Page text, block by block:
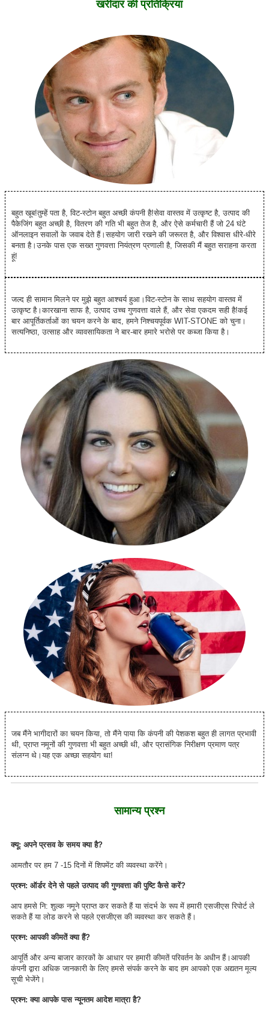
खरीदार की प्रतिक्रिया
बहुत खूब!तुम्हें पता है, विट-स्टोन बहुत अच्छी कंपनी है!सेवा वास्तव में उत्कृष्ट है, उत्पाद की
पैकेजिंग बहुत अच्छी है, वितरण की गति भी बहुत तेज है, और ऐसे कर्मचारी हैं जो 24 घंटे
ऑनलाइन सवालों के जवाब देते हैं।सहयोग जारी रखने की जरूरत है, और विश्वास धीरे-धीरे
बनता है।उनके पास एक सख्त गुणवत्ता नियंत्रण प्रणाली है, जिसकी मैं बहुत सराहना करता
हूं!
जल्द ही सामान मिलने पर मुझे बहुत आश्चर्य हुआ।विट-स्टोन के साथ सहयोग वास्तव में
उत्कृष्ट है।कारखाना साफ है, उत्पाद उच्च गुणवत्ता वाले हैं, और सेवा एकदम सही है!कई
बार आपूर्तिकर्ताओं का चयन करने के बाद, हमने निश्चयपूर्वक WIT-STONE को चुना।
सत्यनिष्ठा, उत्साह और व्यावसायिकता ने बार-बार हमारे भरोसे पर कब्जा किया है।
जब मैंने भागीदारों का चयन किया, तो मैंने पाया कि कंपनी की पेशकश बहुत ही लागत प्रभावी
थी, प्राप्त नमूनों की गुणवत्ता भी बहुत अच्छी थी, और प्रासंगिक निरीक्षण प्रमाण पत्र
संलग्न थे।यह एक अच्छा सहयोग था!
सामान्य प्रश्न
क्यू: अपने प्रसव के समय क्या है?
आमतौर पर हम 7 -15 दिनों में शिपमेंट की व्यवस्था करेंगे।
प्रश्न: ऑर्डर देने से पहले उत्पाद की गुणवत्ता की पुष्टि कैसे करें?
आप हमसे नि: शुल्क नमूने प्राप्त कर सकते हैं या संदर्भ के रूप में हमारी एसजीएस रिपोर्ट ले
सकते हैं या लोड करने से पहले एसजीएस की व्यवस्था कर सकते हैं।
प्रश्न: आपकी कीमतें क्या हैं?
आपूर्ति और अन्य बाजार कारकों के आधार पर हमारी कीमतें परिवर्तन के अधीन हैं।आपकी
कंपनी द्वारा अधिक जानकारी के लिए हमसे संपर्क करने के बाद हम आपको एक अद्यतन मूल्य
सूची भेजेंगे।
प्रश्न: क्या आपके पास न्यूनतम आदेश मात्रा है?